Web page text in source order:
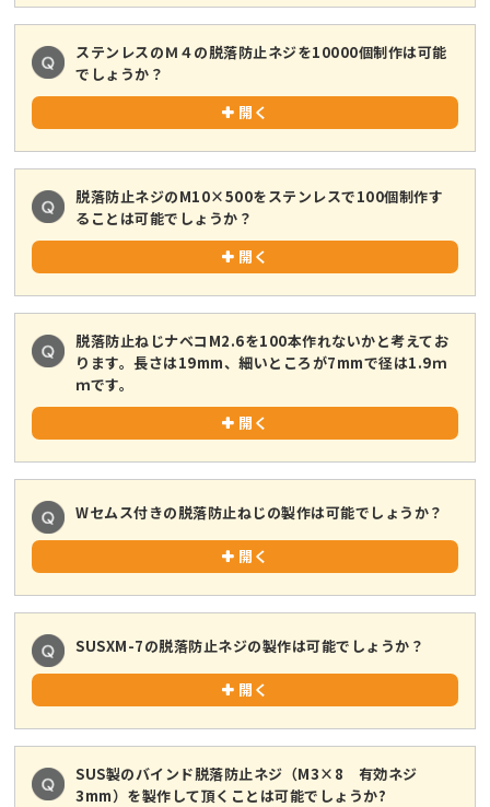
ステンレスのＭ４の脱落防止ネジを10000個制作は可能
でしょうか？
開く
脱落防止ネジのM10×500をステンレスで100個制作す
ることは可能でしょうか？
開く
脱落防止ねじナベコM2.6を100本作れないかと考えてお
ります。長さは19mm、細いところが7mmで径は1.9ｍ
ｍです。
開く
Wセムス付きの脱落防止ねじの製作は可能でしょうか？
開く
SUSXM-7の脱落防止ネジの製作は可能でしょうか？
開く
SUS製のバインド脱落防止ネジ（M3×8 有効ネジ
3mm）を製作して頂くことは可能でしょうか?